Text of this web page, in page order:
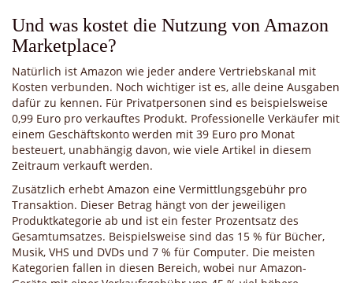
Und was kostet die Nutzung von Amazon
Marketplace?
Natürlich ist Amazon wie jeder andere Vertriebskanal mit
Kosten verbunden. Noch wichtiger ist es, alle deine Ausgaben
dafür zu kennen. Für Privatpersonen sind es beispielsweise
0,99 Euro pro verkauftes Produkt. Professionelle Verkäufer mit
einem Geschäftskonto werden mit 39 Euro pro Monat
besteuert, unabhängig davon, wie viele Artikel in diesem
Zeitraum verkauft werden.
Zusätzlich erhebt Amazon eine Vermittlungsgebühr pro
Transaktion. Dieser Betrag hängt von der jeweiligen
Produktkategorie ab und ist ein fester Prozentsatz des
Gesamtumsatzes. Beispielsweise sind das 15 % für Bücher,
Musik, VHS und DVDs und 7 % für Computer. Die meisten
Kategorien fallen in diesen Bereich, wobei nur Amazon-